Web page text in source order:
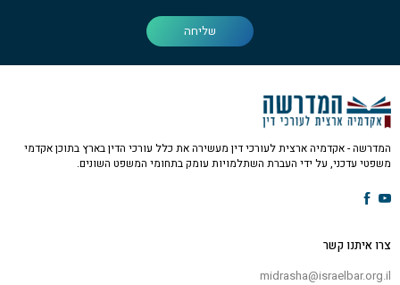
שליחה
המדרשה - אקדמיה ארצית לעורכי דין מעשירה את כלל עורכי הדין בארץ בתוכן אקדמי
משפטי עדכני, על ידי העברת השתלמויות עומק בתחומי המשפט השונים.
צרו איתנו קשר
midrasha@israelbar.org.il